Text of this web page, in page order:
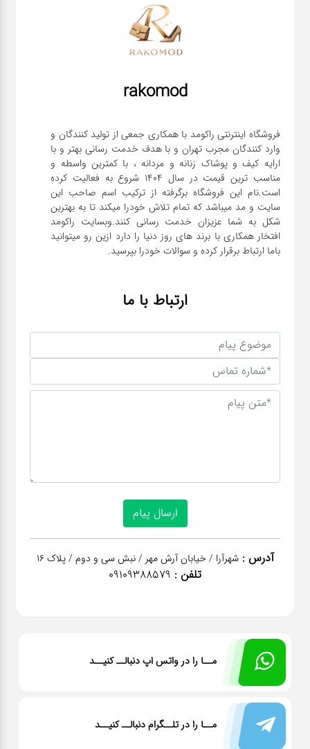
rakomod
فروشگاه اینترنتی راکومد با همکاری جمعی از تولید کنندگان و
وارد کنندگان مجرب تهران و با هدف خدمت رسانی بهتر و با
ارایه کیف و پوشاک زنانه و مردانه ، با کمترین واسطه و
مناسب ترین قیمت در سال 1404 شروع به فعالیت کرده
است.نام این فروشگاه برگرفته از ترکیب اسم صاحب این
سایت و مد میباشد که تمام تلاش خودرا میکند تا به بهترین
شکل به شما عزیزان خدمت رسانی کنند.وبسایت راکومد
افتخار همکاری با برند های روز دنیا را دارد ازین رو میتوانید
باما ارتباط برقرار کرده و سوالات خودرا بپرسید.
ارتباط با ما
آدرس : شهرآرا / خیابان آرش مهر / نبش سی و دوم / پلاک 16
تلفن : 09109388579
مــا را در واتس اپ دنبالــ کنیــد
مــا را در تلــگرام دنبالــ کنیــد